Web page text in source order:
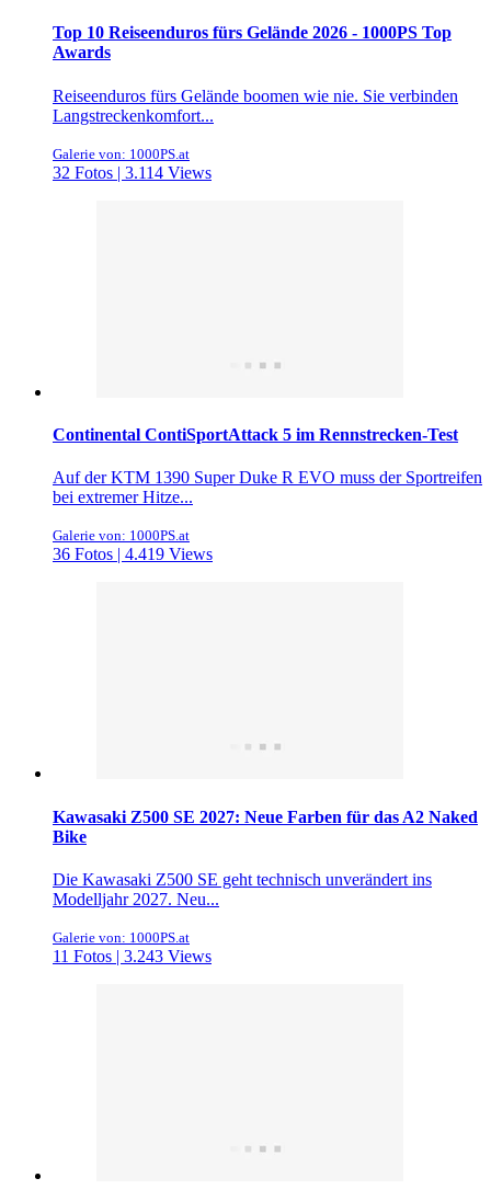
Top 10 Reiseenduros fürs Gelände 2026 - 1000PS Top
Awards
Reiseenduros fürs Gelände boomen wie nie. Sie verbinden
Langstreckenkomfort...
Galerie von: 1000PS.at
32 Fotos | 3.114 Views
Continental ContiSportAttack 5 im Rennstrecken-Test
Auf der KTM 1390 Super Duke R EVO muss der Sportreifen
bei extremer Hitze...
Galerie von: 1000PS.at
36 Fotos | 4.419 Views
Kawasaki Z500 SE 2027: Neue Farben für das A2 Naked
Bike
Die Kawasaki Z500 SE geht technisch unverändert ins
Modelljahr 2027. Neu...
Galerie von: 1000PS.at
11 Fotos | 3.243 Views